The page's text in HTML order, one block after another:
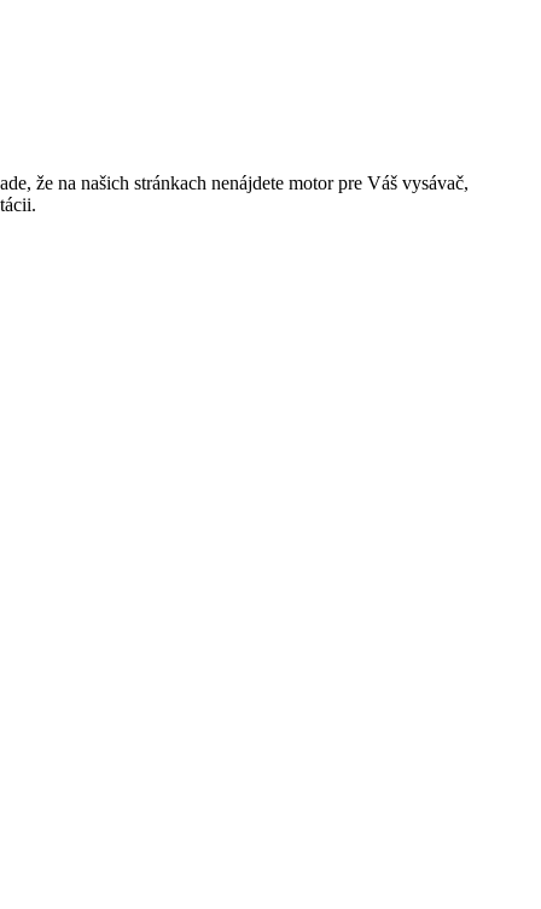
že na našich stránkach nenájdete motor pre Váš vysávač,